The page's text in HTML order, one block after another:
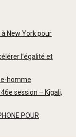
à New York pour
l’égalité et
homme
session – Kigali,
POUR